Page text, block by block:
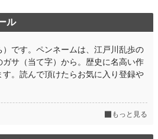
ル
）です。ペンネームは、江戸川乱歩の
ガサ（当て字）から。歴史に名高い作
。読んで頂けたらお気に入り登録や
もっと見る